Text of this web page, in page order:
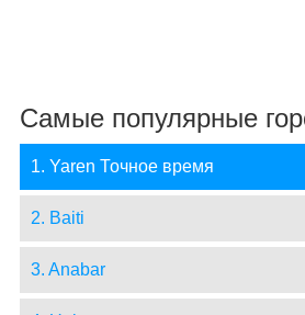
Самые популярные
1. Yaren Точное время
2. Baiti
3. Anabar